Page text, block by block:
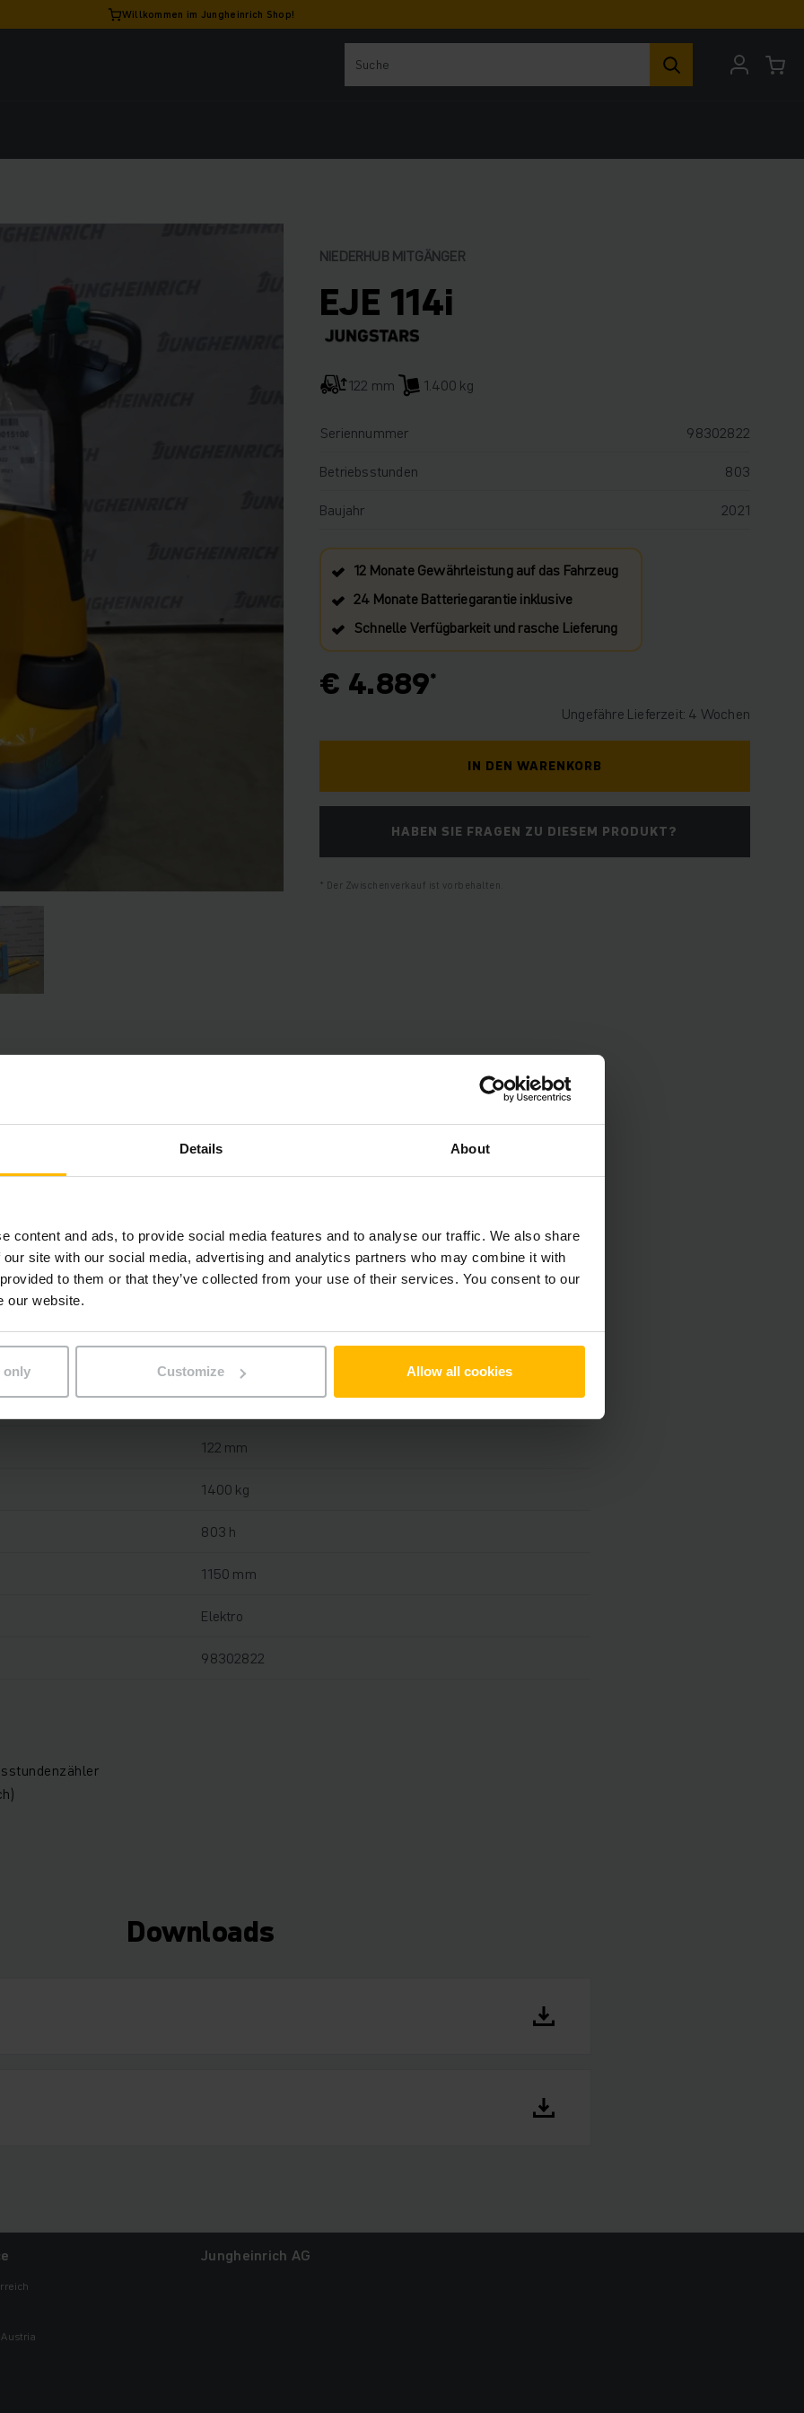
Details About
content and ads, to provide social media features and to analyse our traffic. We also share
site with our social media, advertising and analytics partners who may combine it with
to them or that they’ve collected from your use of their services. You consent to our
our website.
only Customize Allow all cookies
Willkommen im Jungheinrich Shop!
NIEDERHUB MITGÄNGER
EJE 114i
122 mm 1.400 kg
Seriennummer
98302822
Betriebsstunden
803
Baujahr
2021
12 Monate Gewährleistung auf das Fahrzeug
24 Monate Batteriegarantie inklusive
Schnelle Verfügbarkeit und rasche Lieferung
€ 4.889
Ungefähre Lieferzeit: 4 Wochen
IN DEN WARENKORB
HABEN SIE FRAGEN ZU DIESEM PRODUKT?
Der Zwischenverkauf ist vorbehalten.
bietet eine umfassende Zusammenfassung der technischen Spezifikationen und
Lithium-Ionen, 24 V / 40 Ah
2020
122 mm
1400 kg
803 h
1150 mm
Elektro
98302822
Downloads
Jungheinrich AG